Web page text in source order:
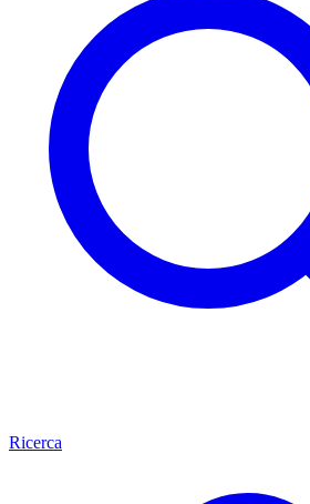
Ricerca